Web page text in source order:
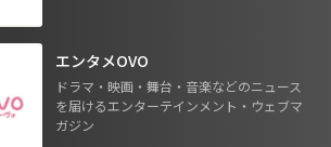
エンタメOVO
ドラマ・映画・舞台・音楽などのニュース
を届けるエンターテインメント・ウェブマ
ガジン